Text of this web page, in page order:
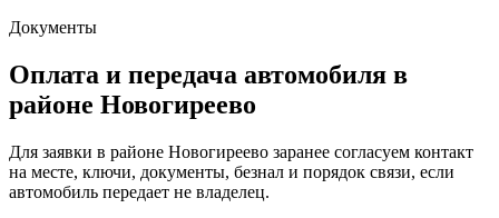
Документы
Оплата и передача автомобиля в
районе Новогиреево
Для заявки в районе Новогиреево заранее согласуем контакт
на месте, ключи, документы, безнал и порядок связи, если
автомобиль передает не владелец.